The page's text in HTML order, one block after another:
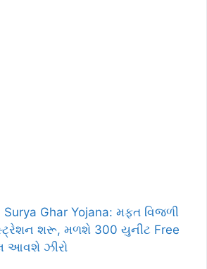
Surya Ghar Yojana: મફત વિજળી
શરૂ, મળશે 300 યુનીટ Free
આવશે ઝીરો